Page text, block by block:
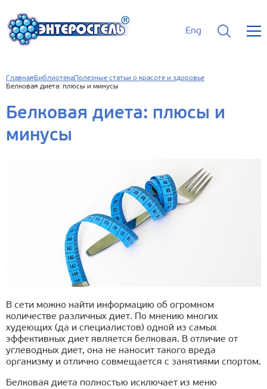
Eng
Главная БиблиотекаПолезные статьи о красоте и здоровье
Белковая диета: плюсы и минусы
Белковая диета: плюсы и
минусы
В сети можно найти информацию об огромном
количестве различных диет. По мнению многих
худеющих (да и специалистов) одной из самых
эффективных диет является белковая. В отличие от
углеводных диет, она не наносит такого вреда
организму и отлично совмещается с занятиями спортом.
Белковая диета полностью исключает из меню